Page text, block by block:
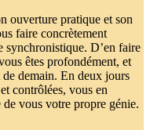
ouverture pratique et son
faire concrètement
synchronistique. D’en faire
êtes profondément, et
de demain. En deux jours
contrôlées, vous en
de vous votre propre génie.